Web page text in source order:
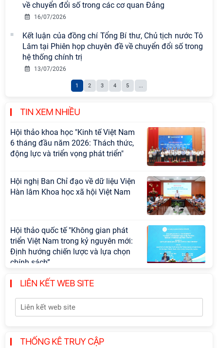
về chuyển đổi số trong các cơ quan Đảng
16/07/2026
Kết luận của đồng chí Tổng Bí thư, Chủ tịch nước Tô
Lâm tại Phiên họp chuyên đề về chuyển đổi số trong
hệ thống chính trị
13/07/2026
1 2 3 4 5 ...
TIN XEM NHIỀU
Tọa đàm Giao lưu chuyên đề về
những kinh nghiệm quan trọng của
Cộng sản Việt Nam trong lãnh đạo
sự nghiệp xây dựng chủ nghĩa xã hội
Hội nghị Lãnh đạo Viện Hàn lâm
Khoa học xã hội Việt Nam làm việc
với Ban Chủ nhiệm các Chương trình
cấp Bộ
Hội thảo khoa học "Kinh tế Việt Nam
6 tháng đầu năm 2026: Thách thức,
động lực và triển vọng phát triển"
Hội nghị Ban Chỉ đạo về dữ liệu Viện
Hàn lâm Khoa học xã hội Việt Nam
Hội thảo quốc tế "Không gian phát
triển Việt Nam trong kỷ nguyên mới:
Định hướng chiến lược và lựa chọn
chính sách”
Khai quật công trường khai thác đá
Tôn
sinh đào tạo trình độ tiến sĩ đợt 1
LIÊN KẾT WEB SITE
THỐNG KÊ TRUY CẬP